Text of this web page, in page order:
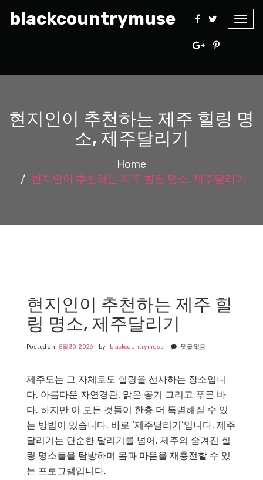
blackcountrymuse
현지인이 추천하는 제주 힐링 명
소, 제주달리기
Home
현지인이 추천하는 제주 힐링 명소, 제주달리기
현지인이 추천하는 제주 힐
링 명소, 제주달리기
Posted on 5월 30, 2026 by blackcountrymuse 댓글 없음
제주도는 그 자체로도 힐링을 선사하는 장소입니
다. 아름다운 자연경관, 맑은 공기 그리고 푸른 바
다. 하지만 이 모든 것들이 한층 더 특별해질 수 있
는 방법이 있습니다. 바로 ‘제주달리기’입니다. 제주
달리기는 단순한 달리기를 넘어, 제주의 숨겨진 힐
링 명소들을 탐방하며 몸과 마음을 재충전할 수 있
는 프로그램입니다.